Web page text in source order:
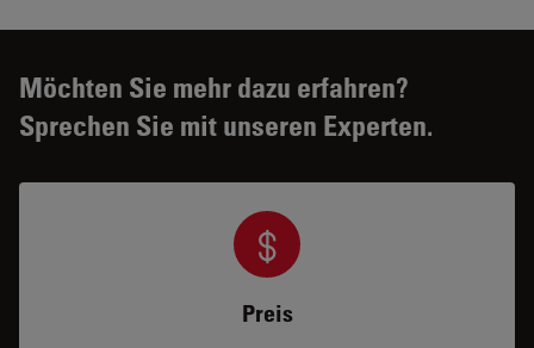
Möchten Sie mehr dazu erfahren?
Sprechen Sie mit unseren Experten.
Preis